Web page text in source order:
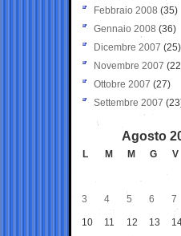
Febbraio 2008 (35)
Gennaio 2008 (36)
Dicembre 2007 (25)
Novembre 2007
Ottobre 2007 (27)
Settembre 2007
Agosto
L M M G V
3 4 5 6 7
10 11 12 13